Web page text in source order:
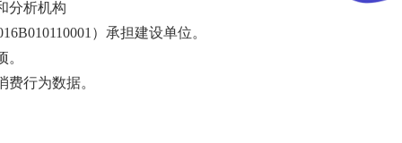
分析机构
）承担建设单位。
行为数据。